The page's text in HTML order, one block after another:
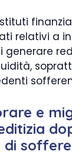
relativi a
generare
e
di